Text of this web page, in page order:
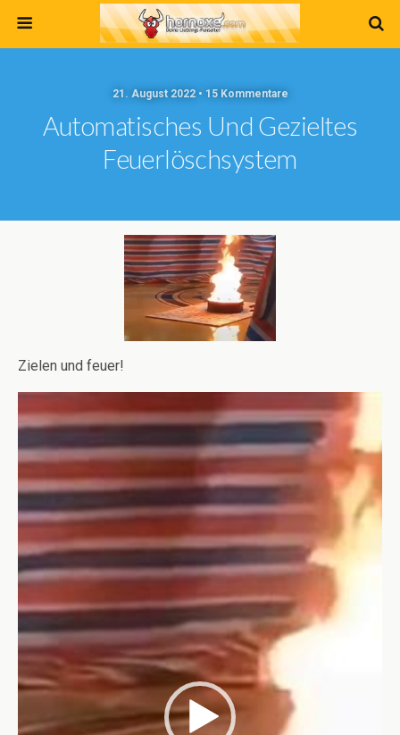
21. August 2022 • 15 Kommentare
Automatisches Und Gezieltes
Feuerlöschsystem
Zielen und feuer!
Video-
Player